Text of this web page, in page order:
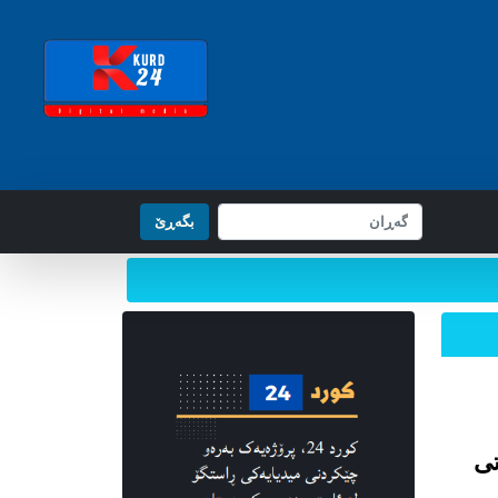
بگه‌ڕێ